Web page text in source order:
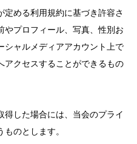
める利用規約に基づき許容さ
やプロフィール、写真、性別お
シャルメディアアカウント上で
アクセスすることができるもの
得した場合には、当会のプライ
のとします。